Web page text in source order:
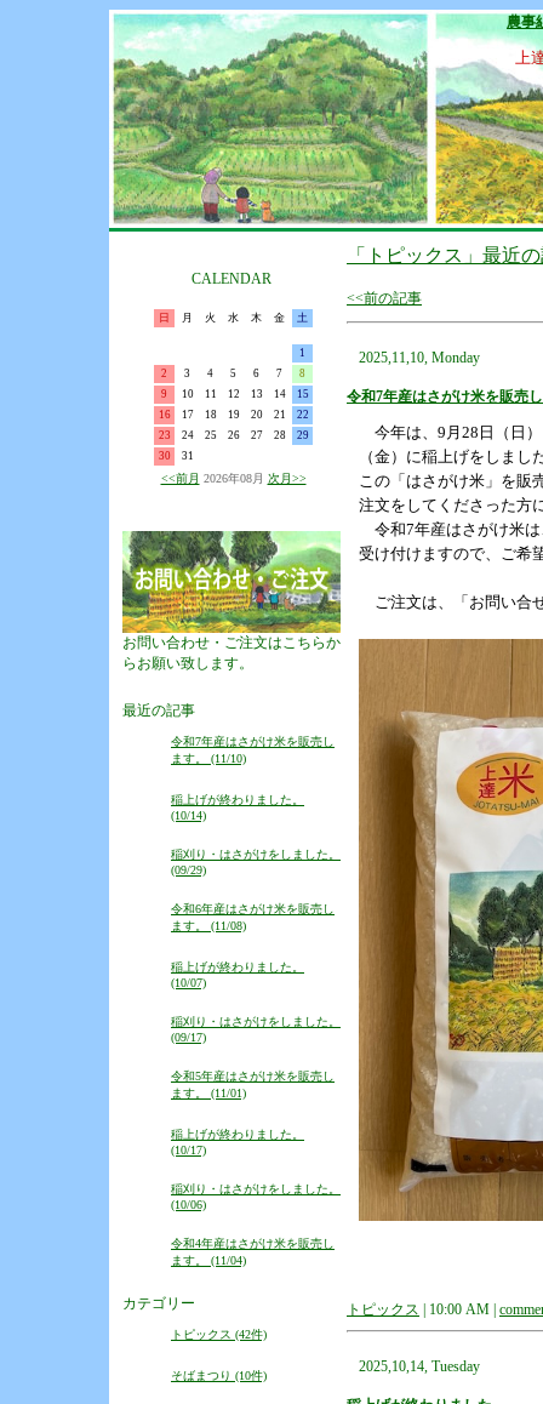
農事
上
CALENDAR
日 月 火 水 木 金 土
1
2
3 4 5 6 7
8
9
10 11 12 13 14
15
16
17 18 19 20 21
22
23
24 25 26 27 28
29
30
31
<<前月 2026年08月 次月>>
お問い合わせ・ご注文はこちらか
らお願い致します。
最近の記事
令和7年産はさがけ米を販売し
ます。 (11/10)
稲上げが終わりました。
(10/14)
稲刈り・はさがけをしました。
(09/29)
令和6年産はさがけ米を販売し
ます。 (11/08)
稲上げが終わりました。
(10/07)
稲刈り・はさがけをしました。
(09/17)
令和5年産はさがけ米を販売し
ます。 (11/01)
稲上げが終わりました。
(10/17)
稲刈り・はさがけをしました。
(10/06)
令和4年産はさがけ米を販売し
ます。 (11/04)
カテゴリー
トピックス (42件)
そばまつり (10件)
「トピックス」最近
<<前の記事
2025,11,10, Monday
令和7年産はさがけ米を販売
今年は、9月28日（日
（金）に稲上げをしま
この「はさがけ米」を販
注文をしてくださった方
令和7年産はさがけ米は
受け付けますので、ご希
ご注文は、「お問い合
トピックス | 10:00 AM |
2025,10,14, Tuesday